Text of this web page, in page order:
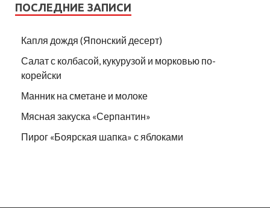
ПОСЛЕДНИЕ ЗАПИСИ
Капля дождя (Японский десерт)
Салат с колбасой, кукурузой и морковью по-
корейски
Манник на сметане и молоке
Мясная закуска «Серпантин»
Пирог «Боярская шапка» с яблоками